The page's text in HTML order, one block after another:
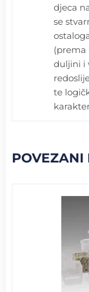
djeca
se
(prema
duljini i
te
POVEZANI